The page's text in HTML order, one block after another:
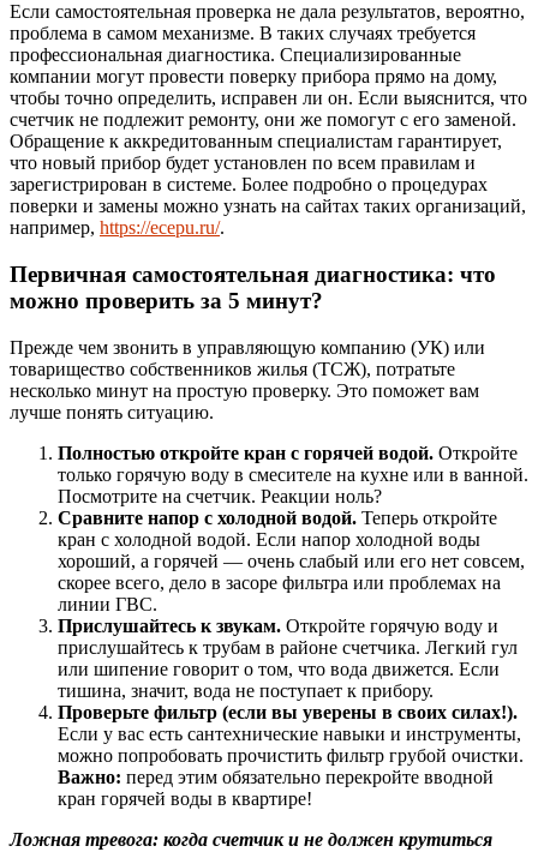
Если самостоятельная проверка не дала результатов, вероятно,
проблема в самом механизме. В таких случаях требуется
профессиональная диагностика. Специализированные
компании могут провести поверку прибора прямо на дому,
чтобы точно определить, исправен ли он. Если выяснится, что
счетчик не подлежит ремонту, они же помогут с его заменой.
Обращение к аккредитованным специалистам гарантирует,
что новый прибор будет установлен по всем правилам и
зарегистрирован в системе. Более подробно о процедурах
поверки и замены можно узнать на сайтах таких организаций,
например, https://ecepu.ru/.
Первичная самостоятельная диагностика: что
можно проверить за 5 минут?
Прежде чем звонить в управляющую компанию (УК) или
товарищество собственников жилья (ТСЖ), потратьте
несколько минут на простую проверку. Это поможет вам
лучше понять ситуацию.
Полностью откройте кран с горячей водой. Откройте
только горячую воду в смесителе на кухне или в ванной.
Посмотрите на счетчик. Реакции ноль?
Сравните напор с холодной водой. Теперь откройте
кран с холодной водой. Если напор холодной воды
хороший, а горячей — очень слабый или его нет совсем,
скорее всего, дело в засоре фильтра или проблемах на
линии ГВС.
Прислушайтесь к звукам. Откройте горячую воду и
прислушайтесь к трубам в районе счетчика. Легкий гул
или шипение говорит о том, что вода движется. Если
тишина, значит, вода не поступает к прибору.
Проверьте фильтр (если вы уверены в своих силах!).
Если у вас есть сантехнические навыки и инструменты,
можно попробовать прочистить фильтр грубой очистки.
Важно: перед этим обязательно перекройте вводной
кран горячей воды в квартире!
Ложная тревога: когда счетчик и не должен крутиться